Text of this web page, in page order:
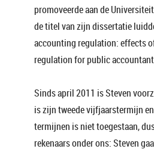
promoveerde aan de
de titel van zijn dissertatie
accounting regulation: effects
regulation for public
Sinds april 2011 is Steven
is zijn tweede vijfjaarstermijn
termijnen is niet toegestaan,
rekenaars onder ons: Steven